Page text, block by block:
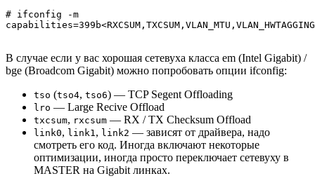
# ifconfig -m
В случае если у вас хорошая сетевуха класса em (Intel Gigabit) /
bge (Broadcom Gigabit) можно попробовать опции ifconfig:
tso (tso4, tso6) — TCP Segent Offloading
lro — Large Recive Offload
txcsum, rxcsum — RX / TX Checksum Offload
link0, link1, link2 — зависят от драйвера, надо
смотреть его код. Иногда включают некоторые
оптимизации, иногда просто переключает сетевуху в
MASTER на Gigabit линках.